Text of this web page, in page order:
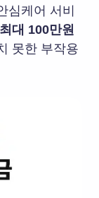
심케어 서비
대 100만원
못한 부작용